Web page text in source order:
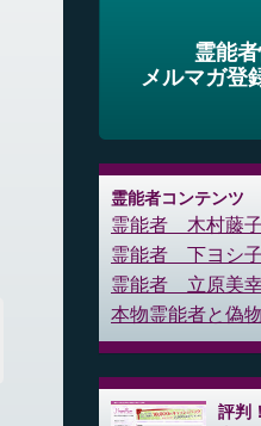
霊能
メルマガ登
霊能者コンテンツ
霊能者 木村藤
霊能者 下ヨシ
霊能者 立原美
本物霊能者と偽
評判！